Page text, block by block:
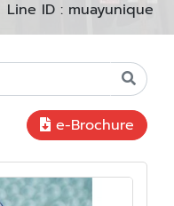
Line ID : muayunique
e-Brochure